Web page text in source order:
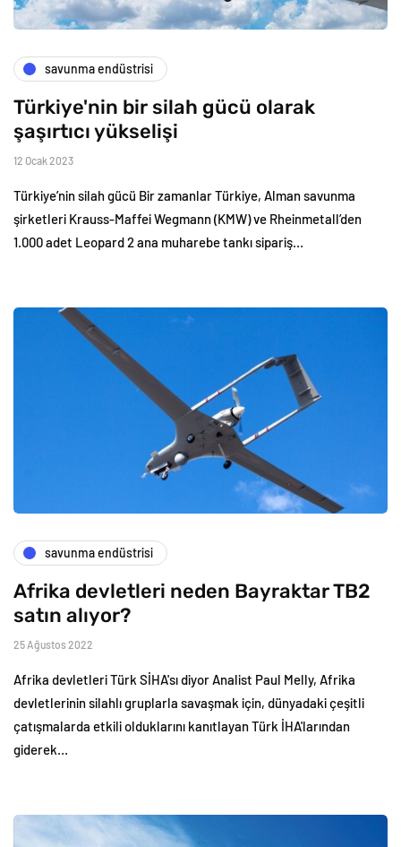
savunma endüstrisi
Türkiye'nin bir silah gücü olarak
şaşırtıcı yükselişi
12 Ocak 2023
Türkiye’nin silah gücü Bir zamanlar Türkiye, Alman savunma
şirketleri Krauss-Maffei Wegmann (KMW) ve Rheinmetall’den
1.000 adet Leopard 2 ana muharebe tankı sipariş…
savunma endüstrisi
Afrika devletleri neden Bayraktar TB2
satın alıyor?
25 Ağustos 2022
Afrika devletleri Türk SİHA'sı diyor Analist Paul Melly, Afrika
devletlerinin silahlı gruplarla savaşmak için, dünyadaki çeşitli
çatışmalarda etkili olduklarını kanıtlayan Türk İHA'larından
giderek…